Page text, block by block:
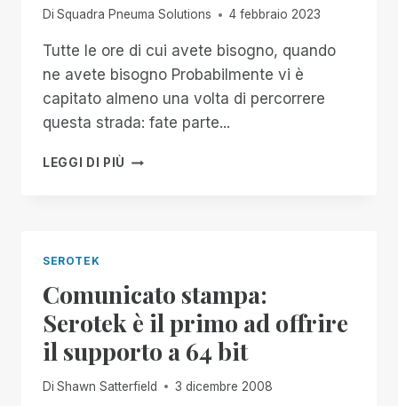
Di Squadra Pneuma Solutions 4 febbraio 2023
Tutte le ore di cui avete bisogno, quando
ne avete bisogno Probabilmente vi è
capitato almeno una volta di percorrere
questa strada: fate parte...
LEGGI DI PIÙ NUOVE
MANAGER
SEROTEK
Comunicato stampa:
Serotek è il primo ad offrire
il supporto a 64 bit
Di Shawn Satterfield 3 dicembre 2008